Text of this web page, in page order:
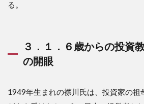
継承
資本効率
（ROE）
る。
３．１．６歳からの投資
の開眼
1949年生まれの襟川氏は、投資家の祖